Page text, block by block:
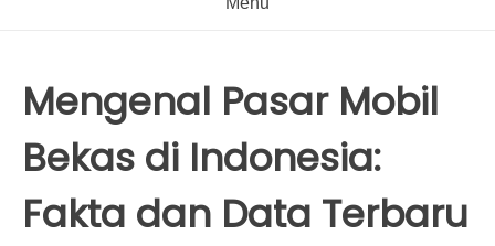
Mengenal Pasar Mobil
Bekas di Indonesia:
Fakta dan Data Terbaru